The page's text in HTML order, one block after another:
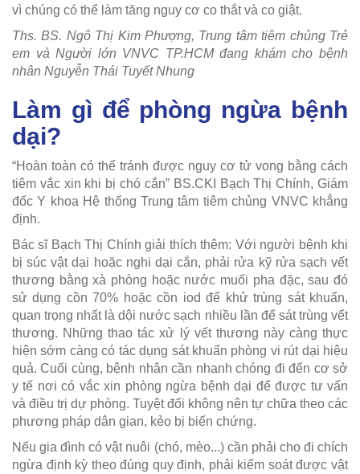
vì chúng có thể làm tăng nguy cơ co thắt và co giật.
Ths. BS. Ngô Thị Kim Phượng, Trung tâm tiêm chủng Trẻ
em và Người lớn VNVC TP.HCM đang khám cho bệnh
nhân Nguyễn Thái Tuyết Nhung
Làm gì để phòng ngừa bệnh
dại?
“Hoàn toàn có thể tránh được nguy cơ tử vong bằng cách
tiêm vắc xin khi bị chó cắn” BS.CKI Bạch Thị Chính, Giám
đốc Y khoa Hệ thống Trung tâm tiêm chủng VNVC khẳng
định.
Bác sĩ Bạch Thị Chính giải thích thêm: Với người bệnh khi
bị súc vật dại hoặc nghi dại cắn, phải rửa kỹ rửa sạch vết
thương bằng xà phòng hoặc nước muối pha đặc, sau đó
sử dụng cồn 70% hoặc cồn iod để khử trùng sát khuẩn,
quan trọng nhất là dội nước sạch nhiều lần để sát trùng vết
thương. Những thao tác xử lý vết thương này càng thực
hiện sớm càng có tác dụng sát khuẩn phòng vi rút dại hiệu
quả. Cuối cùng, bệnh nhân cần nhanh chóng đi đến cơ sở
y tế nơi có vắc xin phòng ngừa bệnh dại để được tư vấn
và điều trị dự phòng. Tuyệt đối không nên tự chữa theo các
phương pháp dân gian, kẻo bị biến chứng.
Nếu gia đình có vật nuôi (chó, mèo...) cần phải cho đi chích
ngừa định kỳ theo đúng quy định, phải kiểm soát được vật